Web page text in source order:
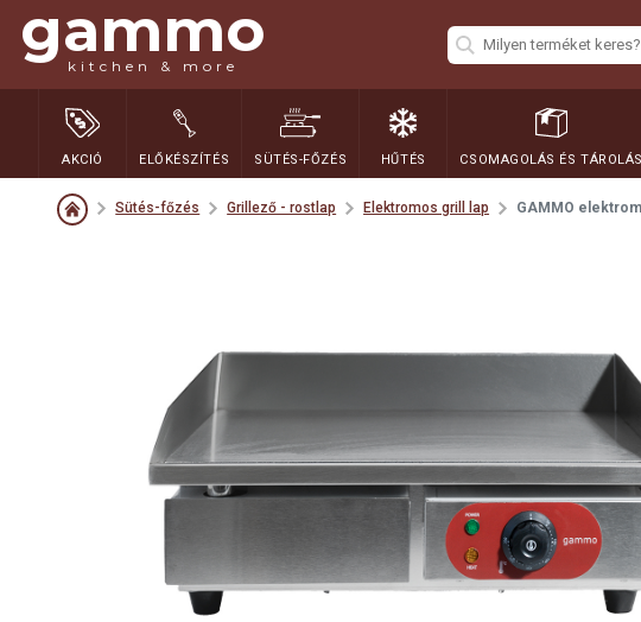
gammo
kitchen & more
AKCIÓ ELŐKÉSZÍTÉS SÜTÉS-FŐZÉS HŰTÉS CSOMAGOLÁS ÉS TÁROLÁS
Sütés-főzés Grillező - rostlap Elektromos grill lap GAMMO